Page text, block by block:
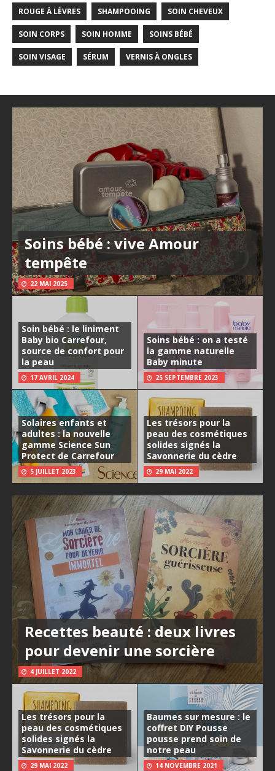
ROUGE À LÈVRES SHAMPOOING SOIN CHEVEUX
SOIN CORPS SOIN HOMME SOINS BÉBÉ
SOIN VISAGE SÉRUM VERNIS À ONGLES
Soins bébé : vive Amour
tempête
22 MAI 2025
Soin bébé : le liniment
Baby bio Carrefour,
source de confort pour
la peau
17 AVRIL 2024
Soins bébé : on a testé
la gamme naturelle
Baby minute
25 SEPTEMBRE 2023
Solaires enfants et
adultes : la nouvelle
gamme Science Sun
Protect de Carrefour
5 JUILLET 2023
Les trésors pour la
peau des cosmétiques
solides signés la
Savonnerie du cèdre
29 MAI 2022
Recettes beauté : deux livres
pour devenir une sorcière
4 JUILLET 2022
Les trésors pour la
peau des cosmétiques
solides signés la
Savonnerie du cèdre
29 MAI 2022
Baumes sur mesure : le
coffret DIY Pousse
pousse prend soin de
notre peau
14 NOVEMBRE 2021